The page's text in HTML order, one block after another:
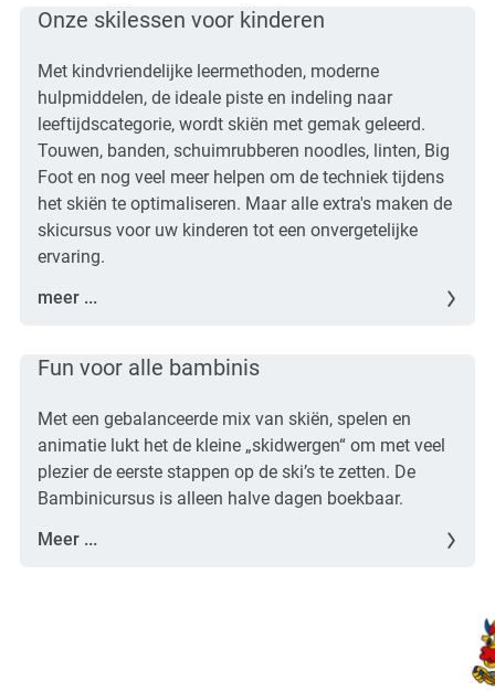
Onze skilessen voor kinderen
Met kindvriendelijke leermethoden, moderne
hulpmiddelen, de ideale piste en indeling naar
leeftijdscategorie, wordt skiën met gemak geleerd.
Touwen, banden, schuimrubberen noodles, linten, Big
Foot en nog veel meer helpen om de techniek tijdens
het skiën te optimaliseren. Maar alle extra's maken de
skicursus voor uw kinderen tot een onvergetelijke
ervaring.
meer ...
Fun voor alle bambinis
Met een gebalanceerde mix van skiën, spelen en
animatie lukt het de kleine „skidwergen“ om met veel
plezier de eerste stappen op de ski’s te zetten. De
Bambinicursus is alleen halve dagen boekbaar.
Meer ...